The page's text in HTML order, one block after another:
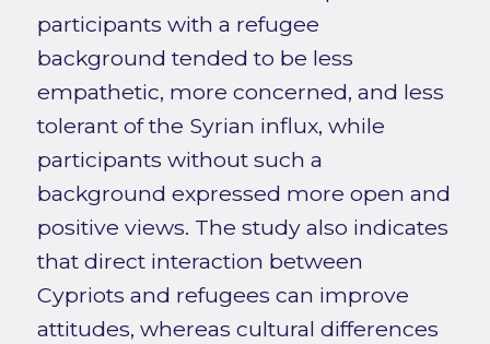
participants with a refugee
background tended to be less
empathetic, more concerned, and less
tolerant of the Syrian influx, while
participants without such a
background expressed more open and
positive views. The study also indicates
that direct interaction between
Cypriots and refugees can improve
attitudes, whereas cultural differences